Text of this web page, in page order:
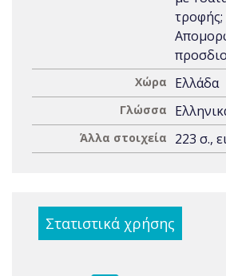
Χώρα Ελλάδα
Γλώσσα
Άλλα στοιχεία 223 σ.,
Στατιστικά χρήσης